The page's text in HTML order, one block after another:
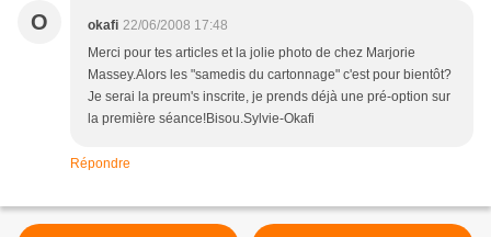
O okafi 22/06/2008 17:48
Merci pour tes articles et la jolie photo de chez Marjorie
Massey.Alors les "samedis du cartonnage" c'est pour bientôt?
Je serai la preum's inscrite, je prends déjà une pré-option sur
la première séance!Bisou.Sylvie-Okafi
Répondre